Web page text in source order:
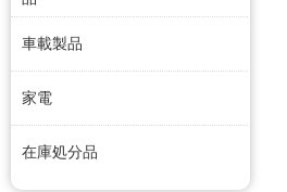
車載製品
家電
在庫処分品